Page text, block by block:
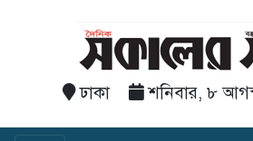
ঢাকা শনিবার, ৮